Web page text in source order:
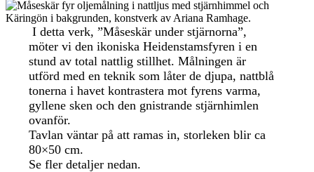
I detta verk, ”Måseskär under stjärnorna”,
möter vi den ikoniska Heidenstamsfyren i en
stund av total nattlig stillhet. Målningen är
utförd med en teknik som låter de djupa, nattblå
tonerna i havet kontrastera mot fyrens varma,
gyllene sken och den gnistrande stjärnhimlen
ovanför.
Tavlan väntar på att ramas in, storleken blir ca
80×50 cm.
Se fler detaljer nedan.